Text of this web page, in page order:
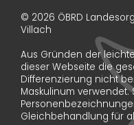
© 2026 ÖBRD
Villach
Aus Gründen der
dieser Webseite die
Differenzierung nicht
Maskulinum verwendet.
Gleichbehandlung für